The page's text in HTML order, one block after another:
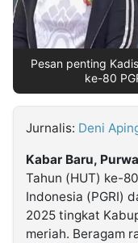
Kabarbaru.co
2026
Pesan penting
ke-80
Jurnalis: Deni
Kabar Baru,
Tahun (HUT) ke-
Indonesia (PGRI)
2025 tingkat
meriah. Beragam